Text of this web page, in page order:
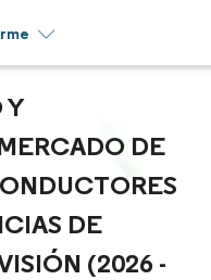
Y
DE
DE
(2026 -